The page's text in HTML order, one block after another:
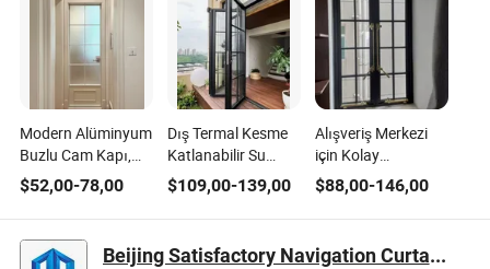
Modern Alüminyum
Buzlu Cam Kapı,
Banyo ve İç Mekan
Kullanımı için
$52,00-78,00
Dış Termal Kesme
Katlanabilir Su
Geçirmez Ses
Geçirmez Cam
Alüminyum
Katlanır Kapı
$109,00-139,00
Alışveriş Merkezi
için Kolay
Kurulumlu Dış
Mekan Alüminyum
Katlanır Kapı
$88,00-146,00
Beijing Satisfactory Navigation Curtain Wall Decoration Engineering Co., Ltd.